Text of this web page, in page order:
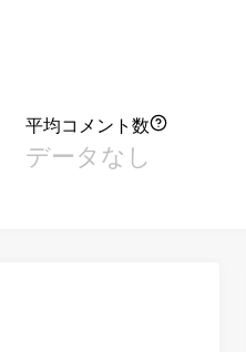
平均コメント数
データなし